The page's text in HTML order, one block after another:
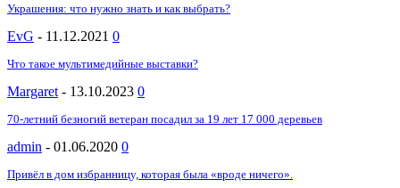
Украшения: что нужно знать и как выбрать?
EvG - 11.12.2021 0
Что такое мультимедийные выставки?
Margaret - 13.10.2023 0
70-летний безногий ветеран посадил за 19 лет 17 000 деревьев
admin - 01.06.2020 0
Привёл в дом избранницу, которая была «вроде ничего».